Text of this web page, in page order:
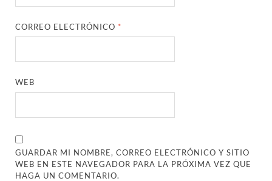
CORREO ELECTRÓNICO *
WEB
GUARDAR MI NOMBRE, CORREO ELECTRÓNICO Y SITIO
WEB EN ESTE NAVEGADOR PARA LA PRÓXIMA VEZ QUE
HAGA UN COMENTARIO.